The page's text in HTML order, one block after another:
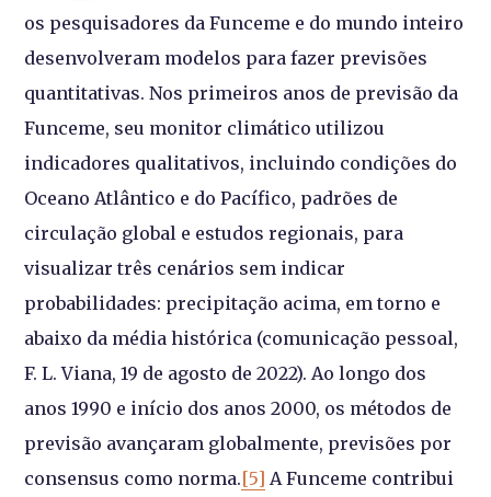
os pesquisadores da Funceme e do mundo inteiro
desenvolveram modelos para fazer previsões
quantitativas. Nos primeiros anos de previsão da
Funceme, seu monitor climático utilizou
indicadores qualitativos, incluindo condições do
Oceano Atlântico e do Pacífico, padrões de
circulação global e estudos regionais, para
visualizar três cenários sem indicar
probabilidades: precipitação acima, em torno e
abaixo da média histórica (comunicação pessoal,
F. L. Viana, 19 de agosto de 2022). Ao longo dos
anos 1990 e início dos anos 2000, os métodos de
previsão avançaram globalmente, previsões por
consensus como norma.[5] A Funceme contribui